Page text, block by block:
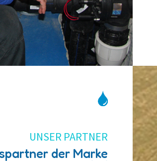
UNSER PARTNER
der Marke